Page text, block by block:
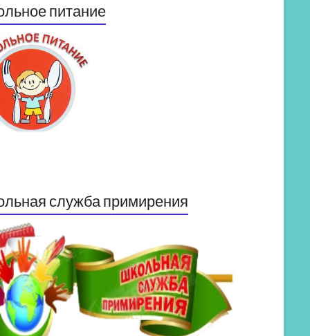
питание
служба примирения